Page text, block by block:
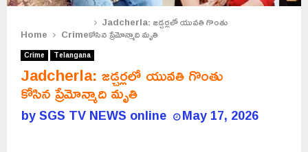
Home Crime
Jadcherla: జడ్చర్లలో యువతి గొంతు
కోసిన ప్రేమోన్మాది మృతి
Crime Telangana
Jadcherla: జడ్చర్లలో యువతి గొంతు
కోసిన ప్రేమోన్మాది మృతి
bySGS TV NEWS online May 17, 2026